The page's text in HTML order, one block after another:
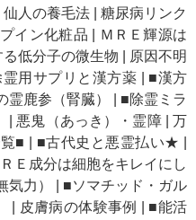
仙人の養毛法
糖尿病リンク
イン化粧品
ＭＲＥ輝源は
低分子の微生物
原因不明
霊用サプリと漢方薬
■漢方
霊鹿参（腎臓）
■除霊ミラ
悪鬼（あっき）・霊障|万
■ ■古代史と悪霊払い★
Ｅ成分は細胞をキレイにし
力）
■ソマチッド・ガル
皮膚病の体験事例
■能活